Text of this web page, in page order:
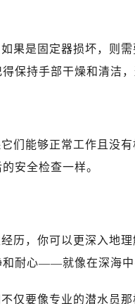
西街70号华润万象城写
力士售后服务中心（需
售后服务中心（需提前
售后服务中心（需提前预
士售后服务中心（需提
士售后服务中心（需提前
力士售后服务中心（需提
售后服务中心（需提前
售后服务中心（需提前
果是固定器损坏，则
保持手部干燥和清洁
们能够正常工作且没
安全检查一样。
历，你可以更深入地
耐心——就像在深海中
仅要像专业的潜水员